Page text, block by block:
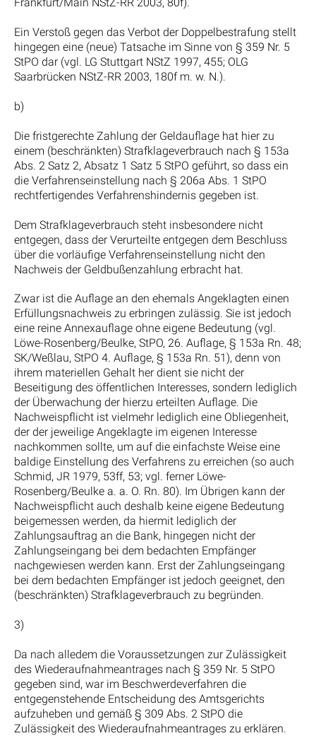
Frankfurt/Main NStZ-RR 2003, 80f).
Ein Verstoß gegen das Verbot der Doppelbestrafung stellt
hingegen eine (neue) Tatsache im Sinne von § 359 Nr. 5
StPO dar (vgl. LG Stuttgart NStZ 1997, 455; OLG
Saarbrücken NStZ-RR 2003, 180f m. w. N.).
b)
Die fristgerechte Zahlung der Geldauflage hat hier zu
einem (beschränkten) Strafklageverbrauch nach § 153a
Abs. 2 Satz 2, Absatz 1 Satz 5 StPO geführt, so dass ein
die Verfahrenseinstellung nach § 206a Abs. 1 StPO
rechtfertigendes Verfahrenshindernis gegeben ist.
Dem Strafklageverbrauch steht insbesondere nicht
entgegen, dass der Verurteilte entgegen dem Beschluss
über die vorläufige Verfahrenseinstellung nicht den
Nachweis der Geldbußenzahlung erbracht hat.
Zwar ist die Auflage an den ehemals Angeklagten einen
Erfüllungsnachweis zu erbringen zulässig. Sie ist jedoch
eine reine Annexauflage ohne eigene Bedeutung (vgl.
Löwe-Rosenberg/Beulke, StPO, 26. Auflage, § 153a Rn. 48;
SK/Weßlau, StPO 4. Auflage, § 153a Rn. 51), denn von
ihrem materiellen Gehalt her dient sie nicht der
Beseitigung des öffentlichen Interesses, sondern lediglich
der Überwachung der hierzu erteilten Auflage. Die
Nachweispflicht ist vielmehr lediglich eine Obliegenheit,
der der jeweilige Angeklagte im eigenen Interesse
nachkommen sollte, um auf die einfachste Weise eine
baldige Einstellung des Verfahrens zu erreichen (so auch
Schmid, JR 1979, 53ff, 53; vgl. ferner Löwe-
Rosenberg/Beulke a. a. O. Rn. 80). Im Übrigen kann der
Nachweispflicht auch deshalb keine eigene Bedeutung
beigemessen werden, da hiermit lediglich der
Zahlungsauftrag an die Bank, hingegen nicht der
Zahlungseingang bei dem bedachten Empfänger
nachgewiesen werden kann. Erst der Zahlungseingang
bei dem bedachten Empfänger ist jedoch geeignet, den
(beschränkten) Strafklageverbrauch zu begründen.
3)
Da nach alledem die Voraussetzungen zur Zulässigkeit
des Wiederaufnahmeantrages nach § 359 Nr. 5 StPO
gegeben sind, war im Beschwerdeverfahren die
entgegenstehende Entscheidung des Amtsgerichts
aufzuheben und gemäß § 309 Abs. 2 StPO die
Zulässigkeit des Wiederaufnahmeantrages zu erklären.